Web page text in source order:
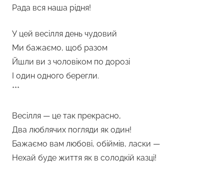
Рада вся наша рідня!
У цей весілля день чудовий
Ми бажаємо, щоб разом
Йшли ви з чоловіком по дорозі
І один одного берегли.
***
Весілля — це так прекрасно,
Два люблячих погляди як один!
Бажаємо вам любові, обіймів, ласки —
Нехай буде життя як в солодкій казці!